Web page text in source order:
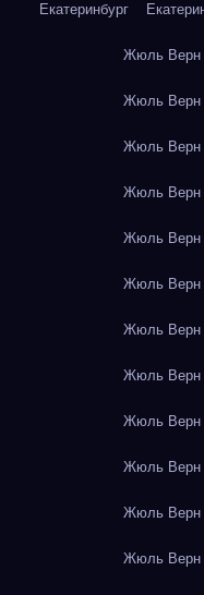
Екатеринбург
Жюль Верн
Жюль Верн
Жюль Верн
Жюль Верн
Жюль Верн
Жюль Верн
Жюль Верн
Жюль Верн
Жюль Верн
Жюль Верн
Жюль Верн
Жюль Верн